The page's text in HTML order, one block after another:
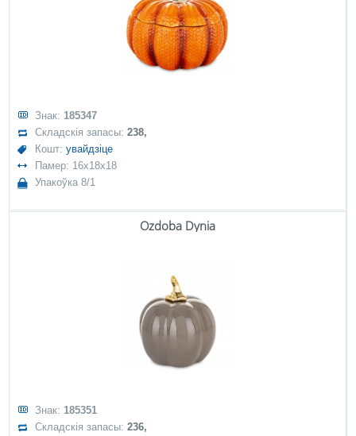
Знак: 185347
Складскія запасы:238,
Кошт:увайдзіце
Памер: 16x18x18
Упакоўка 8/1
Ozdoba Dynia
Знак: 185351
Складскія запасы:236,